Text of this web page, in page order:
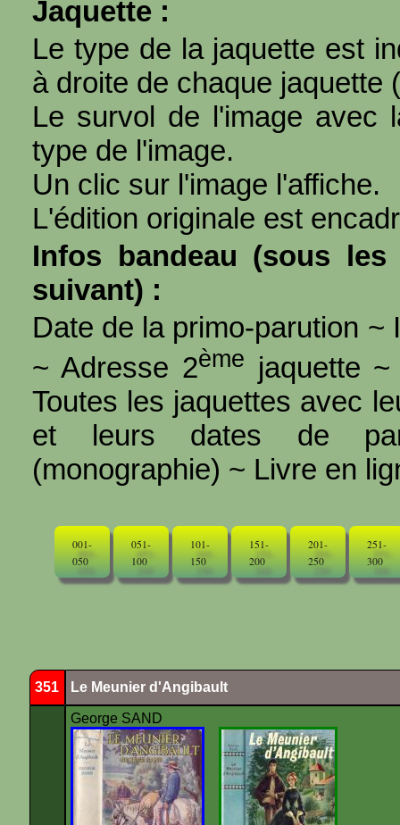
Jaquette :
Le type de la jaquette est
à droite de chaque jaquette (
Le survol de l'image avec
type de l'image.
Un clic sur l'image l'affiche.
L'édition originale est
Infos bandeau (sous
suivant) :
Date de la primo-parution ~
~ Adresse 2ème jaquette
Toutes les jaquettes avec
et leurs dates de
(monographie) ~ Livre en
001-
050
051-
100
101-
150
151-
200
201-
250
251-
300
351 Le Meunier d'Angibault
George SAND